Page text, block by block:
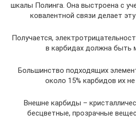
шкалы Полинга. Она выстроена с
ковалентной связи делает
Получается,
в карбидах должна быть
Большинство подходящих
около 15% карбидов их
Внешне карбиды –
бесцветные, прозрачные